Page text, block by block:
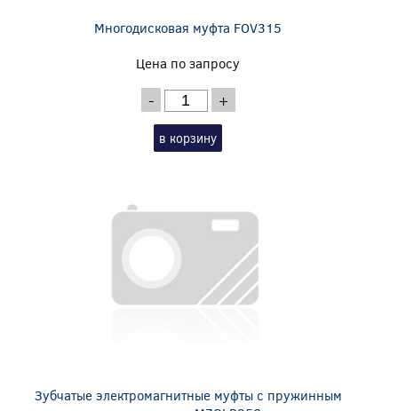
Многодисковая муфта FOV315
Цена по запросу
- +
в корзину
Зубчатые электромагнитные муфты с пружинным